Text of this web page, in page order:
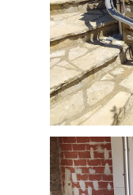
Monte-
un
l'Aveyron
(12)